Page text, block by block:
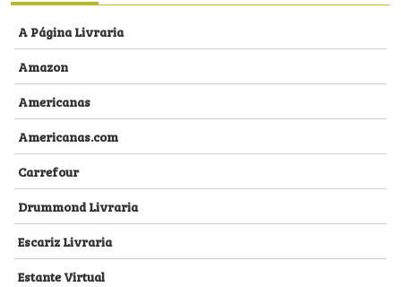
A Página Livraria
Amazon
Americanas
Americanas.com
Carrefour
Drummond Livraria
Escariz Livraria
Estante Virtual